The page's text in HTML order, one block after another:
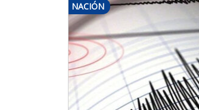
NACIÓN